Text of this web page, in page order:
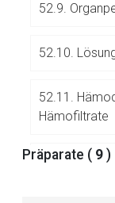
52.9.
52.10.
52.11.
Hämofiltrate
52.12.
Präparate ( 9 )